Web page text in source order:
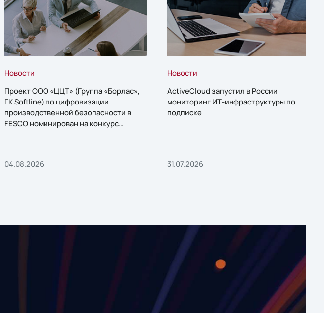
Новости
Проект ООО «ЦЦТ» (Группа «Борлас»,
ГК Softline) по цифровизации
производственной безопасности в
FESCO номинирован на конкурс
04.08.2026
Новости
ActiveCloud запустил в России
мониторинг ИТ-инфраструктуры по
подписке
31.07.2026